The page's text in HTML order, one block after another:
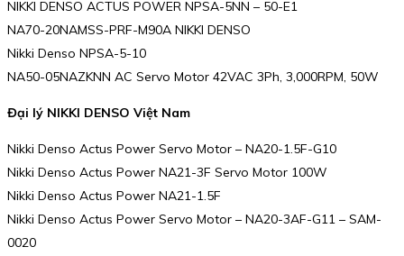
NIKKI DENSO ACTUS POWER NPSA-5NN – 50-E1
NA70-20NAMSS-PRF-M90A NIKKI DENSO
Nikki Denso NPSA-5-10
NA50-05NAZKNN AC Servo Motor 42VAC 3Ph, 3,000RPM, 50W
Đại lý NIKKI DENSO Việt Nam
Nikki Denso Actus Power Servo Motor – NA20-1.5F-G10
Nikki Denso Actus Power NA21-3F Servo Motor 100W
Nikki Denso Actus Power NA21-1.5F
Nikki Denso Actus Power Servo Motor – NA20-3AF-G11 – SAM-
0020